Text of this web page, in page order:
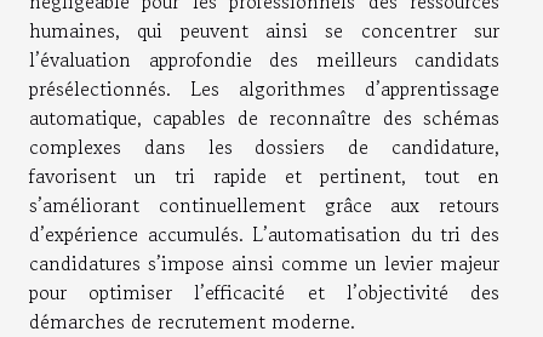
humaines, qui peuvent ainsi se concentrer sur
l’évaluation approfondie des meilleurs candidats
présélectionnés. Les algorithmes d’apprentissage
automatique, capables de reconnaître des schémas
complexes dans les dossiers de candidature,
favorisent un tri rapide et pertinent, tout en
s’améliorant continuellement grâce aux retours
d’expérience accumulés. L’automatisation du tri des
candidatures s’impose ainsi comme un levier majeur
pour optimiser l’efficacité et l’objectivité des
démarches de recrutement moderne.